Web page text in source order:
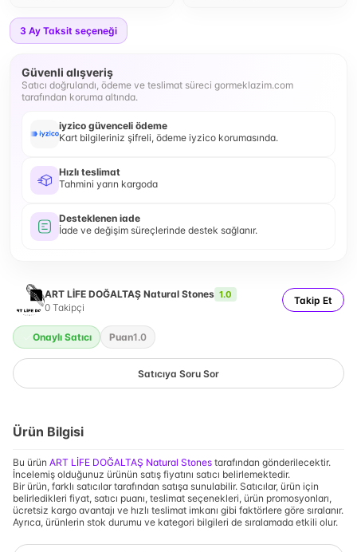
3 Ay Taksit seçeneği
Güvenli alışveriş
Satıcı doğrulandı, ödeme ve teslimat süreci gormeklazim.com
tarafından koruma altında.
iyzico güvenceli ödeme
Kart bilgileriniz şifreli, ödeme iyzico korumasında.
Hızlı teslimat
Tahmini yarın kargoda
Desteklenen iade
İade ve değişim süreçlerinde destek sağlanır.
ART LİFE DOĞALTAŞ Natural Stones 1.0
0 Takipçi
Takip Et
Onaylı Satıcı Puan1.0
Satıcıya Soru Sor
Ürün Bilgisi
Bu ürün ART LİFE DOĞALTAŞ Natural Stones tarafından gönderilecektir.
İncelemiş olduğunuz ürünün satış fiyatını satıcı belirlemektedir.
Bir ürün, farklı satıcılar tarafından satışa sunulabilir. Satıcılar, ürün için
belirledikleri fiyat, satıcı puanı, teslimat seçenekleri, ürün promosyonları,
ücretsiz kargo avantajı ve hızlı teslimat imkanı gibi faktörlere göre sıralanır.
Ayrıca, ürünlerin stok durumu ve kategori bilgileri de sıralamada etkili olur.